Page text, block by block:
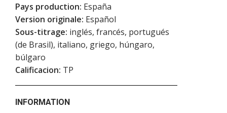
Pays production: España
Version originale: Español
Sous-titrage: inglés, francés, portugués
(de Brasil), italiano, griego, húngaro,
búlgaro
Calificacion: TP
INFORMATION